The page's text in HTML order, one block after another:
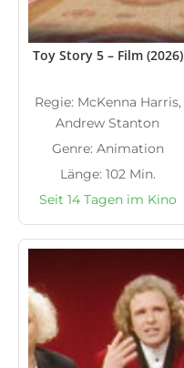
Toy Story 5 – Film (2026)
Regie: McKenna Harris,
Andrew Stanton
Genre: Animation
Länge: 102 Min.
Seit 14 Tagen im Kino